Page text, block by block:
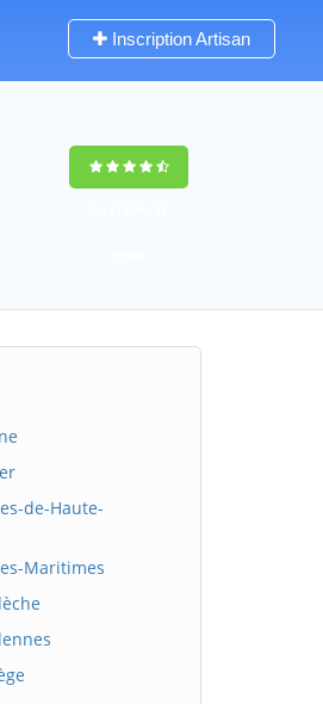
Inscription Artisan
de-Haute-
Maritimes